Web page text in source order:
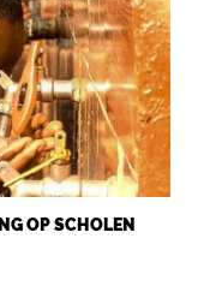
OP SCHOLEN